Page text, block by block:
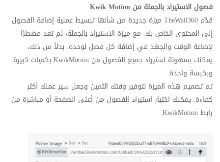
فصول الاستيراد بالجملة منKwik Motion
قدّم TheWall360 ميزة جديدة من شأنها تبسيط عملية إضافة الفصول
إلى المحتوى الخاص بك. مع ميزة الاستيراد بالجملة، لم تعد مضطرًا
لإضاعة الوقت والجهد في إضافة كل فصل لوحده. بدلاً من ذلك،
يمكنك بسهولة استيراد جميع الفصول من KwikMotion بكميات كبيرة
وبكبسة واحدة.
تم تصميم هذه الميزة لتوفير وقتك الثمين وجعل سير عملك أكثر
كفاءة. يمكنك اختيار استيراد الفصول من أعلى الصفحة أو مباشرة من
رابطKwikMotion
.